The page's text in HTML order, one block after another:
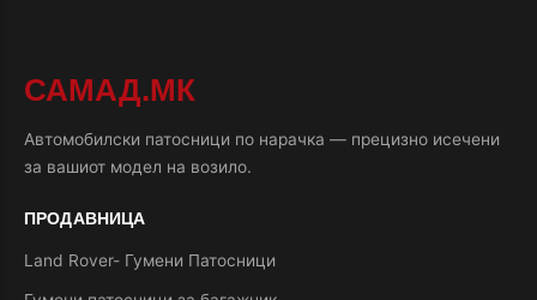
САМАД.МК
Автомобилски патосници по нарачка — прецизно исечени
за вашиот модел на возило.
ПРОДАВНИЦА
Land Rover- Гумени Патосници